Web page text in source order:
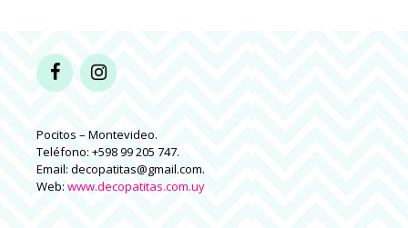
Pocitos – Montevideo.
Teléfono: +598 99 205 747.
Email: decopatitas@gmail.com.
Web: www.decopatitas.com.uy